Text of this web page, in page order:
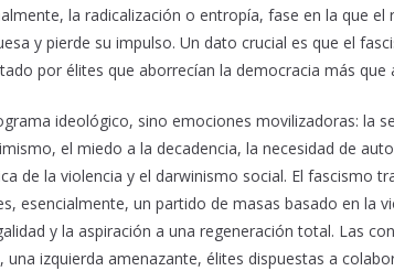
la radicalización o entropía, fase en la que
y pierde su impulso. Un dato crucial es que el
por élites que aborrecían la democracia más que
ideológico, sino emociones movilizadoras: la
el miedo a la decadencia, la necesidad de
de la violencia y el darwinismo social. El fascismo
esencialmente, un partido de masas basado en la
y la aspiración a una regeneración total. Las
una izquierda amenazante, élites dispuestas a